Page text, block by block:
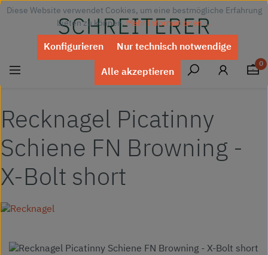
Zum Hauptinhalt springen
0
Recknagel Picatinny
Schiene FN Browning -
X-Bolt short
Bildergalerie überspringen
Diese Website verwendet Cookies, um eine bestmögliche Erfahrung
bieten zu können.Mehr Informationen ...
Nur technisch notwendige
Konfigurieren
Alle akzeptieren